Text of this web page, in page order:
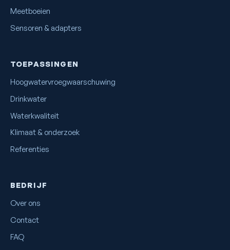
Meetboeien
Sensoren & adapters
TOEPASSINGEN
Hoogwater­vroegwaarschuwing
Drinkwater
Waterkwaliteit
Klimaat & onderzoek
Referenties
BEDRIJF
Over ons
Contact
FAQ